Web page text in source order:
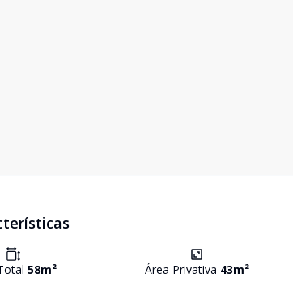
58m² Área Privativa 43m²